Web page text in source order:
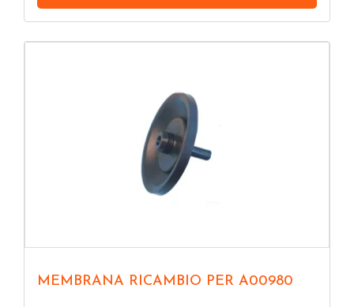
MEMBRANA RICAMBIO PER A00980